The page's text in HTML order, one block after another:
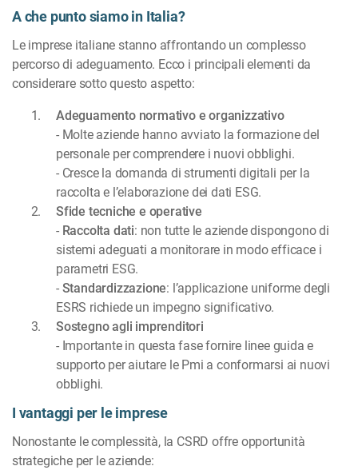
A che punto siamo in Italia?
Le imprese italiane stanno affrontando un complesso
percorso di adeguamento. Ecco i principali elementi da
considerare sotto questo aspetto:
Adeguamento normativo e organizzativo
- Molte aziende hanno avviato la formazione del
personale per comprendere i nuovi obblighi.
- Cresce la domanda di strumenti digitali per la
raccolta e l’elaborazione dei dati ESG.
Sfide tecniche e operative
- Raccolta dati: non tutte le aziende dispongono di
sistemi adeguati a monitorare in modo efficace i
parametri ESG.
- Standardizzazione: l’applicazione uniforme degli
ESRS richiede un impegno significativo.
Sostegno agli imprenditori
- Importante in questa fase fornire linee guida e
supporto per aiutare le Pmi a conformarsi ai nuovi
obblighi.
I vantaggi per le imprese
Nonostante le complessità, la CSRD offre opportunità
strategiche per le aziende: